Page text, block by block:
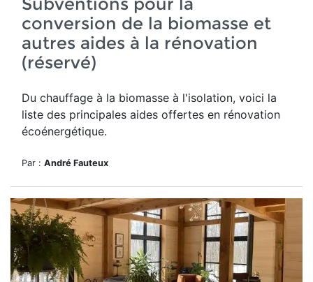
conversion de la biomasse et
autres aides à la rénovation
(réservé)
Du chauffage à la biomasse à l'isolation, voici la
liste des principales aides offertes en rénovation
écoénergétique.
Par : André Fauteux